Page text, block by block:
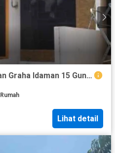
Dijual Rumah di Perumahan Graha Idaman 15 Gunung Sindur Bogor, 75m, All In!
Rumah
Lihat detail